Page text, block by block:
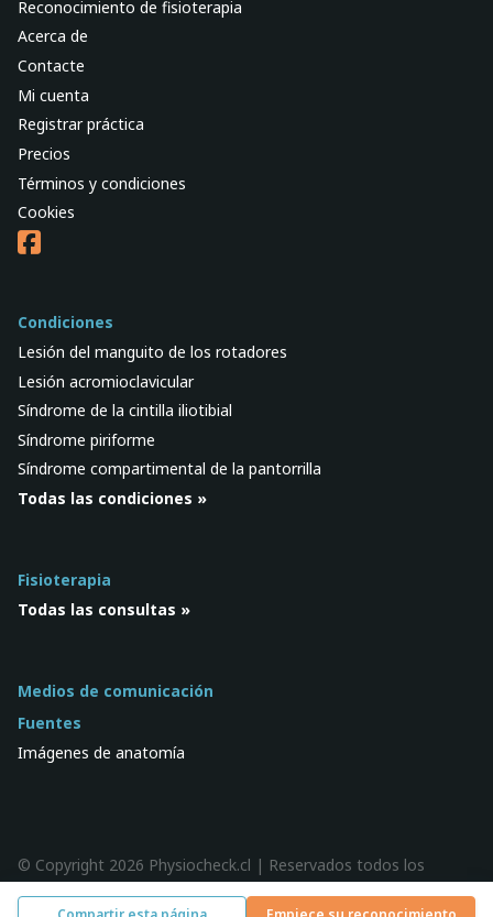
Reconocimiento de fisioterapia
Acerca de
Contacte
Mi cuenta
Registrar práctica
Precios
Términos y condiciones
Cookies
Condiciones
Lesión del manguito de los rotadores
Lesión acromioclavicular
Síndrome de la cintilla iliotibial
Síndrome piriforme
Síndrome compartimental de la pantorrilla
Todas las condiciones »
Fisioterapia
Todas las consultas »
Medios de comunicación
Fuentes
Imágenes de anatomía
© Copyright 2026 Physiocheck.cl | Reservados todos los
derechos |Privacidad| Diseño:SWiF